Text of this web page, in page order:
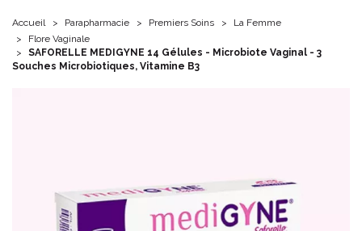
Accueil Parapharmacie Premiers Soins
La Femme
Flore Vaginale
SAFORELLE MEDIGYNE 14 Gélules - Microbiote Vaginal - 3
Souches Microbiotiques, Vitamine B3